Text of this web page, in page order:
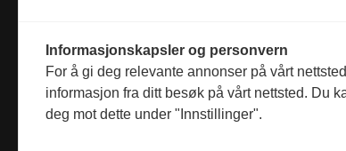
Informasjonskapsler og personvern
For å gi deg relevante annonser på vårt
informasjon fra ditt besøk på vårt nettsted. Du
deg mot dette under "Innstillinger".